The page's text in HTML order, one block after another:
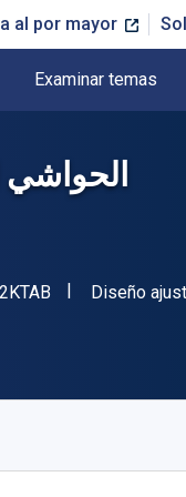
al por mayor
Examinar temas
"ISBN-13
Formato
Diseño